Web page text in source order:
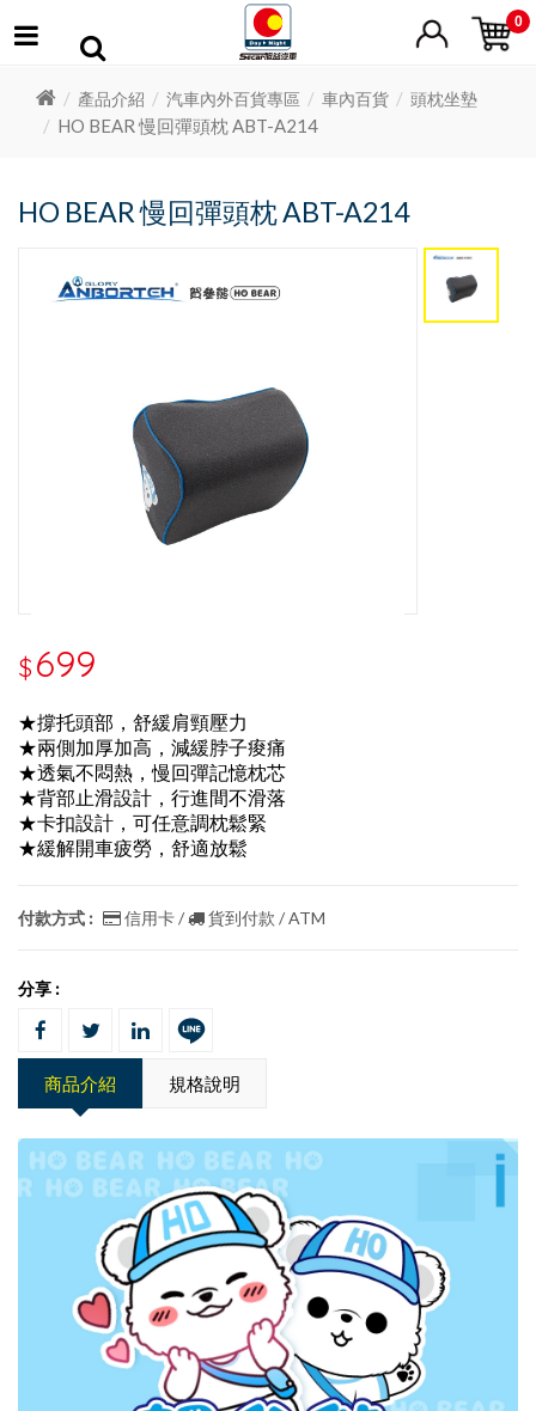
0
產品介紹 汽車內外百貨專區 車內百貨 頭枕坐墊
HO BEAR 慢回彈頭枕 ABT-A214
HO BEAR 慢回彈頭枕 ABT-A214
$699
★撐托頭部，舒緩肩頸壓力
★兩側加厚加高，減緩脖子痠痛
★透氣不悶熱，慢回彈記憶枕芯
★背部止滑設計，行進間不滑落
★卡扣設計，可任意調枕鬆緊
★緩解開車疲勞，舒適放鬆
付款方式 : 信用卡 / 貨到付款 / ATM
分享 :
商品介紹 規格說明